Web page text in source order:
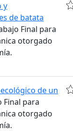
y
de batata
Final para
otorgado
de un
Final para
otorgado